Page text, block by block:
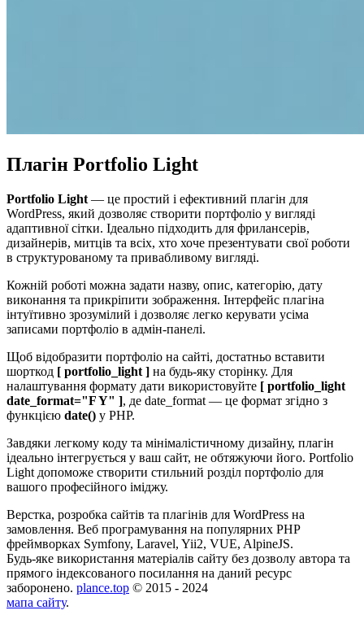
Плагін Portfolio Light
Portfolio Light — це простий і ефективний плагін для
WordPress, який дозволяє створити портфоліо у вигляді
адаптивної сітки. Ідеально підходить для фрилансерів,
дизайнерів, митців та всіх, хто хоче презентувати свої роботи
в структурованому та привабливому вигляді.
Кожній роботі можна задати назву, опис, категорію, дату
виконання та прикріпити зображення. Інтерфейс плагіна
інтуїтивно зрозумілий і дозволяє легко керувати усіма
записами портфоліо в адмін-панелі.
Щоб відобразити портфоліо на сайті, достатньо вставити
шорткод [ portfolio_light ] на будь-яку сторінку. Для
налаштування формату дати використовуйте [ portfolio_light
date_format="F Y" ], де date_format — це формат згідно з
функцією date() у PHP.
Завдяки легкому коду та мінімалістичному дизайну, плагін
ідеально інтегрується у ваш сайт, не обтяжуючи його. Portfolio
Light допоможе створити стильний розділ портфоліо для
вашого професійного іміджу.
Верстка, розробка сайтів та плагінів для WordPress на
замовлення. Веб програмування на популярних PHP
фреймворках Symfony, Laravel, Yii2, VUE, AlpineJS.
Будь-яке використання матеріалів сайту без дозволу автора та
прямого індексованого посилання на даний ресурс
заборонено. plance.top © 2015 - 2024
мапа сайту.